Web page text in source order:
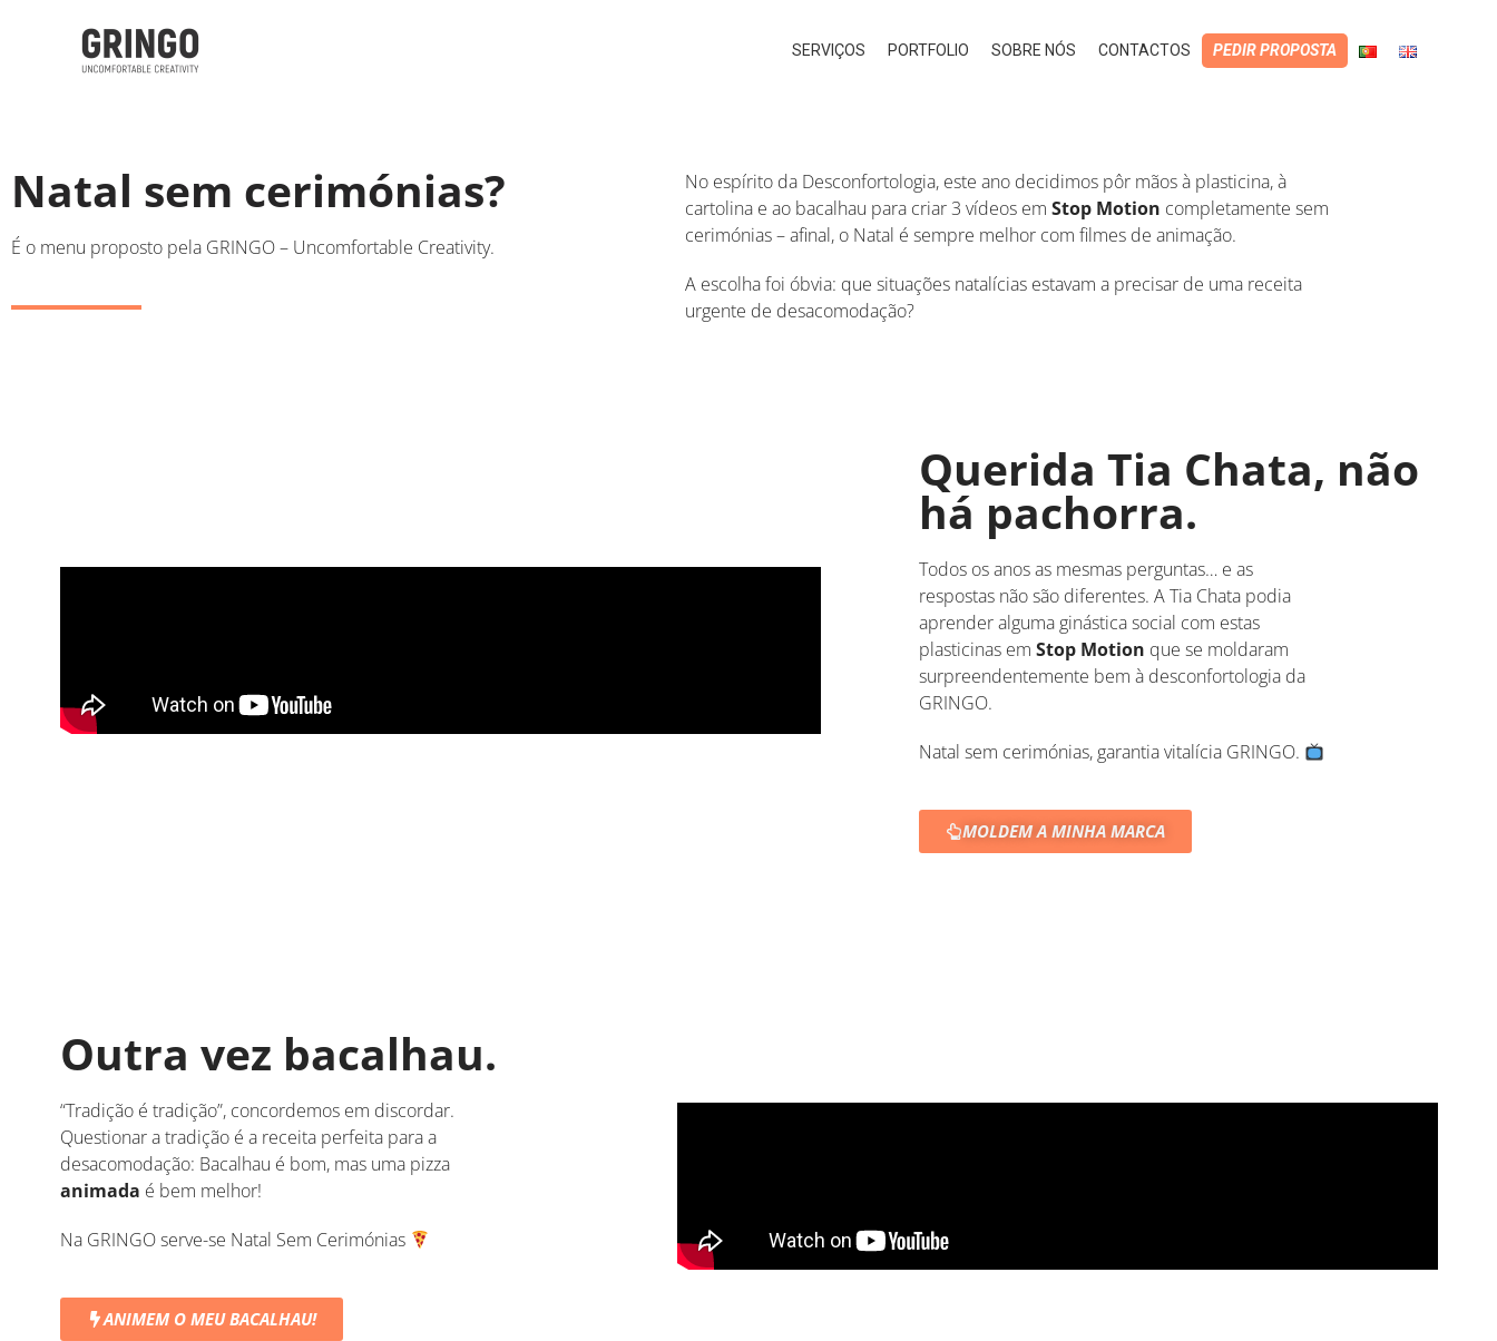
SERVIÇOS PORTFOLIO SOBRE NÓS CONTACTOS PEDIR PROPOSTA
Natal sem cerimónias?
É o menu proposto pela GRINGO – Uncomfortable Creativity.
No espírito da Desconfortologia, este ano decidimos pôr mãos à plasticina, à
cartolina e ao bacalhau para criar 3 vídeos em Stop Motion completamente sem
cerimónias – afinal, o Natal é sempre melhor com filmes de animação.
A escolha foi óbvia: que situações natalícias estavam a precisar de uma receita
urgente de desacomodação?
Querida Tia Chata, não
há pachorra.
Todos os anos as mesmas perguntas… e as
respostas não são diferentes. A Tia Chata podia
aprender alguma ginástica social com estas
plasticinas emStop Motion que se moldaram
surpreendentemente bem à desconfortologia da
GRINGO.
Natal sem cerimónias, garantia vitalícia GRINGO.
MOLDEM A MINHA MARCA
Outra vez bacalhau.
“Tradição é tradição”, concordemos em discordar.
Questionar a tradição é a receita perfeita para a
desacomodação: Bacalhau é bom, mas uma pizza
animada é bem melhor!
Na GRINGO serve-se Natal Sem Cerimónias
ANIMEM O MEU BACALHAU!